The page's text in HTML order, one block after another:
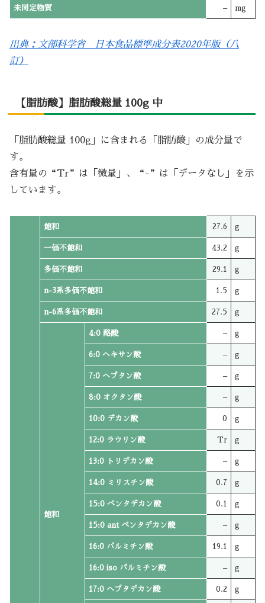
未同定物質 – mg
出典：文部科学省 日本食品標準成分表2020年版（八
訂）
【脂肪酸】脂肪酸総量 100g 中
「脂肪酸総量 100g」に含まれる「脂肪酸」の成分量で
す。
含有量の“Tr”は「微量」、“-”は「データなし」を示
しています。
飽和 27.6 g
一価不飽和 43.2 g
多価不飽和 29.1 g
n-3系多価不飽和 1.5 g
n-6系多価不飽和 27.5 g
飽和
4:0 酪酸 – g
6:0 ヘキサン酸 – g
7:0 ヘプタン酸 – g
8:0 オクタン酸 – g
10:0 デカン酸 0 g
12:0 ラウリン酸 Tr g
13:0 トリデカン酸 – g
14:0 ミリスチン酸 0.7 g
15:0 ペンタデカン酸 0.1 g
15:0 ant ペンタデカン酸 – g
16:0 パルミチン酸 19.1 g
16:0 iso パルミチン酸 – g
17:0 ヘプタデカン酸 0.2 g